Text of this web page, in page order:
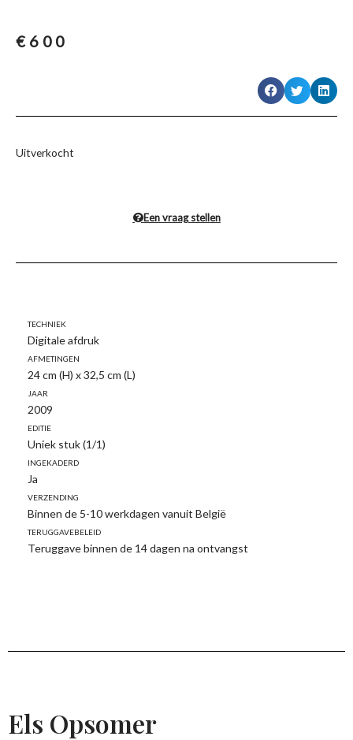
€ 600
Uitverkocht
Een vraag stellen
Techniek
Digitale afdruk
Afmetingen
24 cm (H) x 32,5 cm (L)
Jaar
2009
Editie
Uniek stuk (1/1)
Ingekaderd
Ja
Verzending
Binnen de 5-10 werkdagen vanuit België
Teruggavebeleid
Teruggave binnen de 14 dagen na ontvangst
Els Opsomer